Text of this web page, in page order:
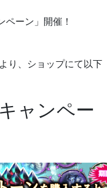
ーン」開催！
り、ショップにて以下
ャンペー